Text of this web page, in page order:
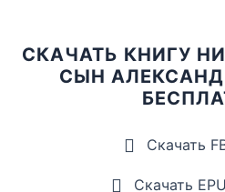
СКАЧАТЬ КНИГУ
СЫН
Скачать
Скачать